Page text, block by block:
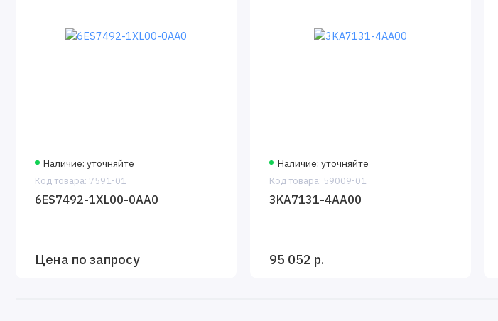
Наличие: уточняйте
Код товара: 7591-01
6ES7492-1XL00-0AA0
Цена по запросу
Наличие: уточняйте
Код товара: 59009-01
3KA7131-4AA00
95 052 р.